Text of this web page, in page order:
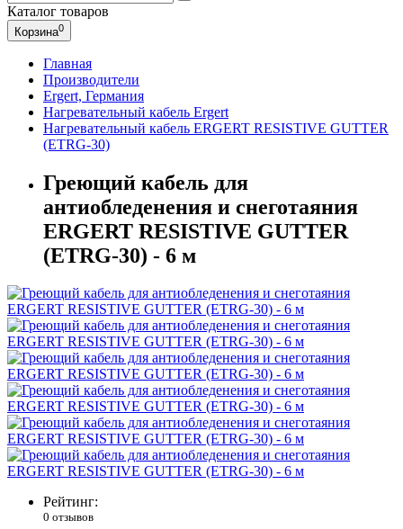
Каталог товаров
Корзина0
Главная
Производители
Ergert, Германия
Нагревательный кабель Ergert
Нагревательный кабель ERGERT RESISTIVE GUTTER
(ETRG-30)
Греющий кабель для
антиобледенения и снеготаяния
ERGERT RESISTIVE GUTTER
(ETRG-30) - 6 м
Рейтинг:
0 отзывов